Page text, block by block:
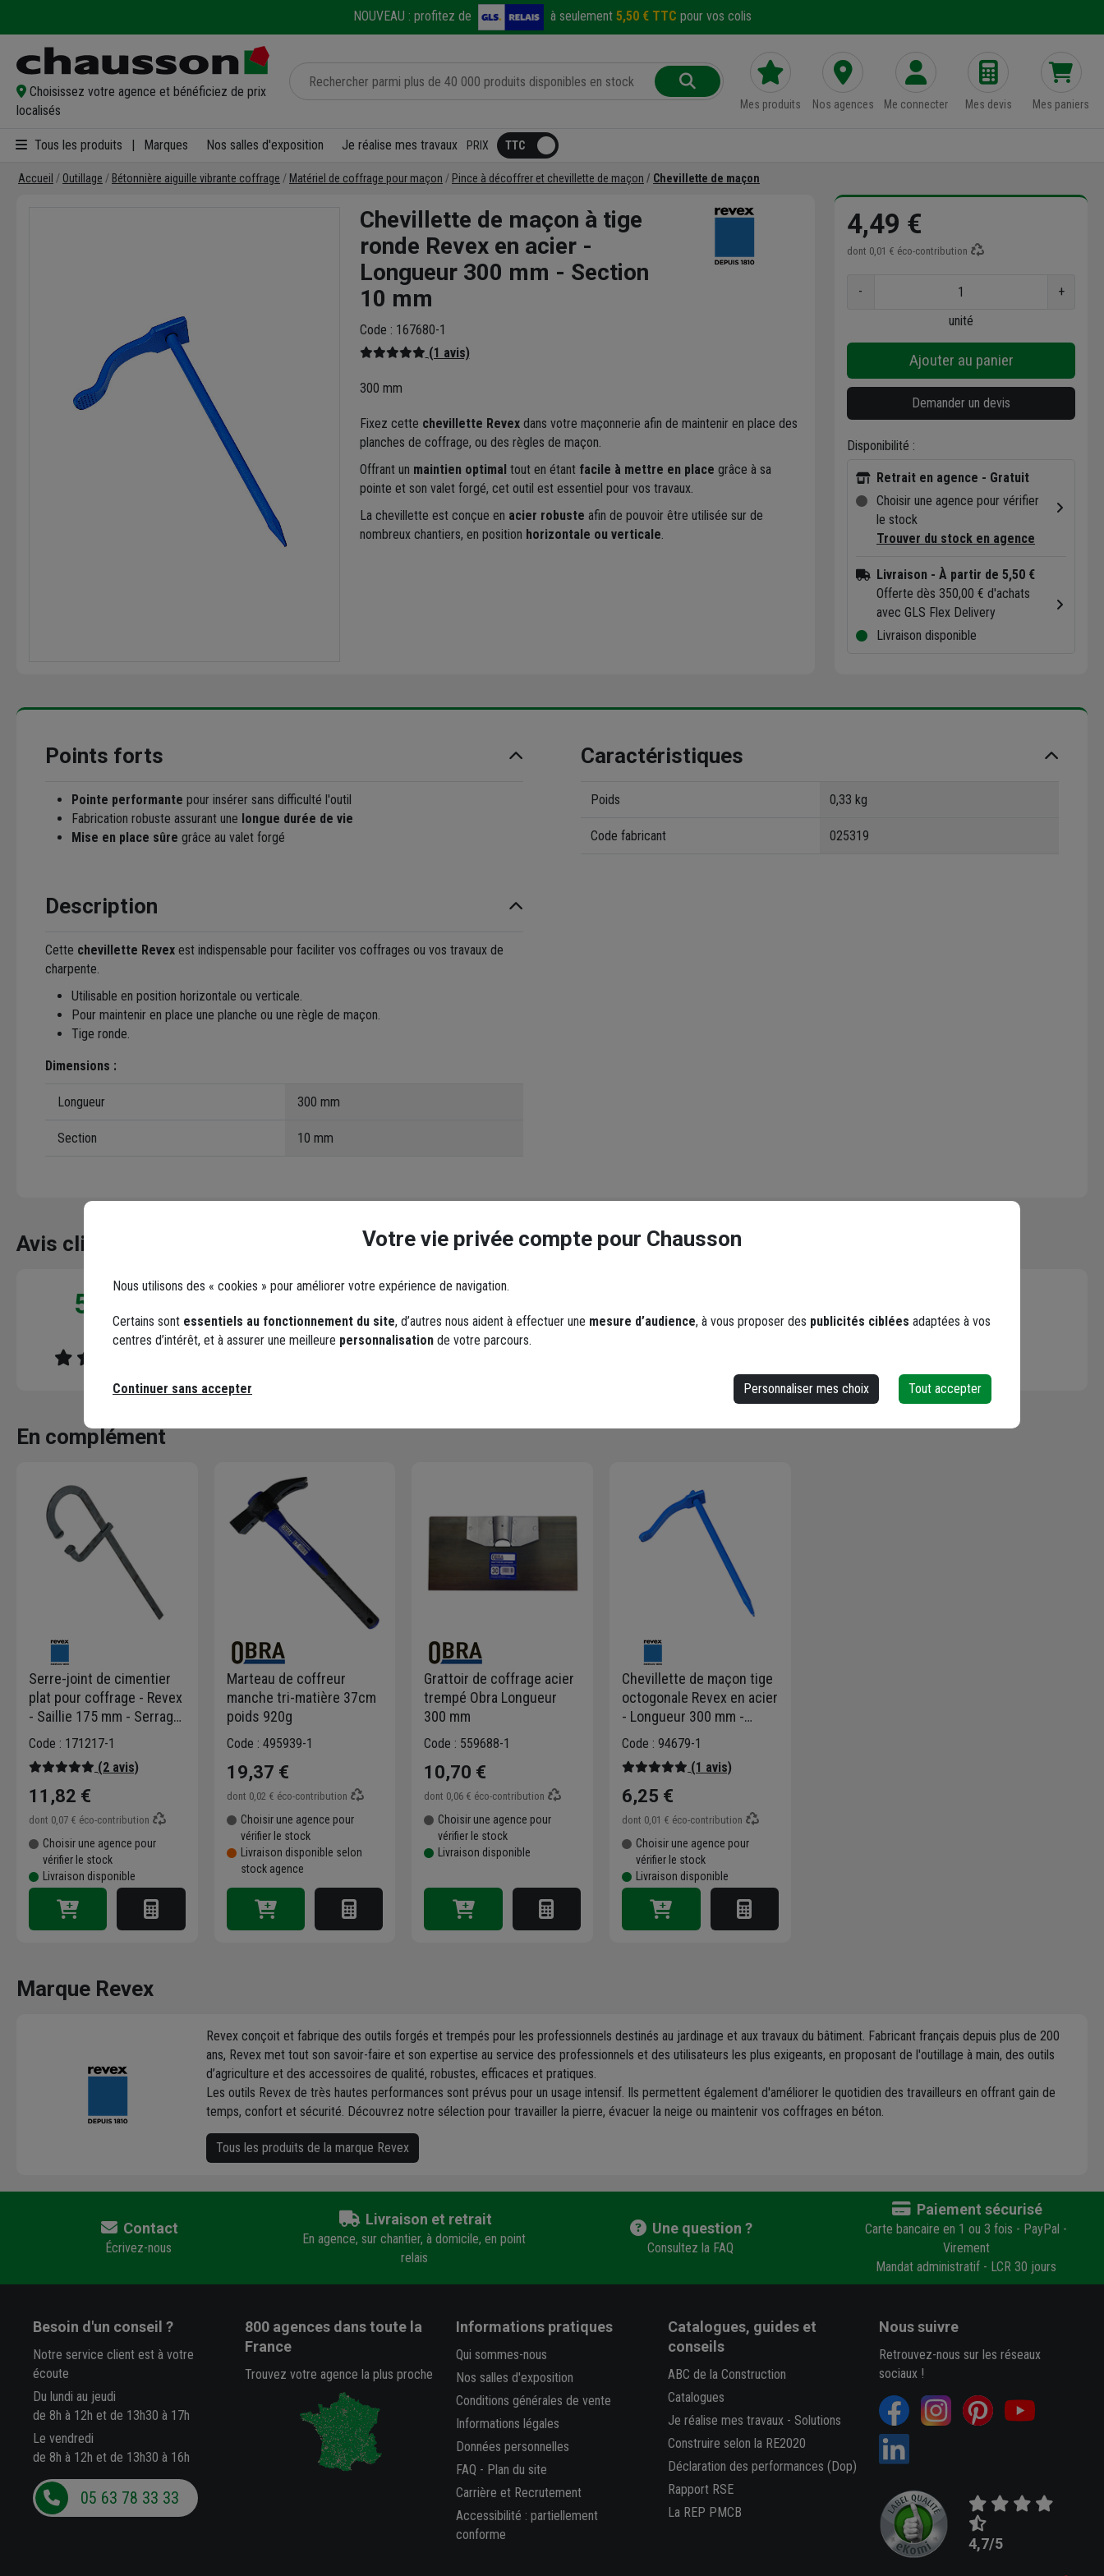
NOUVEAU : profitez de à seulement 5,50 € TTC pour vos colis
Choisissez votre agence et bénéficiez de prix
localisés
Mes produits Nos agences Me connecter Mes devis Mes paniers
Tous les produits Marques Nos salles d'exposition Je réalise mes travaux PRIX
Accueil Outillage Bétonnière aiguille vibrante coffrage Matériel de coffrage pour maçon Pince à décoffrer et chevillette de maçon Chevillette de maçon
Chevillette de maçon à tige
ronde Revex en acier -
Longueur 300 mm - Section
10 mm
Code : 167680-1
(1 avis)
300 mm
Fixez cette chevillette Revexdans votre maçonnerie afin de maintenir en place des
planches de coffrage, ou des règles de maçon.
Offrant un maintien optimal tout en étant facile à mettre en place grâce à sa
pointe et son valet forgé, cet outil est essentiel pour vos travaux.
La chevillette est conçue en acier robuste afin de pouvoir être utilisée sur de
nombreux chantiers, en position horizontale ou verticale.
4,49 €
dont 0,01 € éco-contribution
-
+
unité
Ajouter au panier
Demander un devis
Disponibilité :
Retrait en agence - Gratuit
Choisir une agence pour vérifier
le stock
Trouver du stock en agence
Livraison - À partir de 5,50 €
Offerte dès 350,00 € d'achats
avec GLS Flex Delivery
Livraison disponible
Points forts
Pointe performante pour insérer sans difficulté l'outil
Fabrication robuste assurant une longue durée de vie
Mise en place sûre grâce au valet forgé
Description
Cette chevillette Revex est indispensable pour faciliter vos coffrages ou vos travaux de
charpente.
Utilisable en position horizontale ou verticale.
Pour maintenir en place une planche ou une règle de maçon.
Tige ronde.
Dimensions :
Longueur 300 mm
Section 10 mm
Caractéristiques
Poids 0,33 kg
Code fabricant 025319
Avis clients Seuls les clients ayant commandé ce produit peuvent laisser un commentaire
5,0
1 avis
5 / 5
Ras
Le 19/06/2023
En complément
Serre-joint de cimentier
plat pour coffrage - Revex
- Saillie 175 mm - Serrage
600 mm
Code : 171217-1
(2 avis)
11,82 €
dont 0,07 € éco-contribution
Choisir une agence pour
vérifier le stock
Livraison disponible
Marteau de coffreur
manche tri-matière 37cm
poids 920g
Code : 495939-1
19,37 €
dont 0,02 € éco-contribution
Choisir une agence pour
vérifier le stock
Livraison disponible selon
stock agence
Grattoir de coffrage acier
trempé Obra Longueur
300 mm
Code : 559688-1
10,70 €
dont 0,06 € éco-contribution
Choisir une agence pour
vérifier le stock
Livraison disponible
Chevillette de maçon tige
octogonale Revex en acier
- Longueur 300 mm -
Section 12 mm
Code : 94679-1
(1 avis)
6,25 €
dont 0,01 € éco-contribution
Choisir une agence pour
vérifier le stock
Livraison disponible
Marque Revex
Revex conçoit et fabrique des outils forgés et trempés pour les professionnels destinés au jardinage et aux travaux du bâtiment. Fabricant français depuis plus de 200
ans, Revex met tout son savoir-faire et son expertise au service des professionnels et des utilisateurs les plus exigeants, en proposant de l'outillage à main, des outils
d’agriculture et des accessoires de qualité, robustes, efficaces et pratiques.
Les outils Revex de très hautes performances sont prévus pour un usage intensif. Ils permettent également d'améliorer le quotidien des travailleurs en offrant gain de
temps, confort et sécurité. Découvrez notre sélection pour travailler la pierre, évacuer la neige ou maintenir vos coffrages en béton.
Tous les produits de la marque Revex
Contact
Écrivez-nous
Livraison et retrait
En agence, sur chantier, à domicile, en point
relais
Une question ?
Consultez la FAQ
Paiement sécurisé
Carte bancaire en 1 ou 3 fois - PayPal -
Virement
Mandat administratif - LCR 30 jours
Besoin d'un conseil ?
Notre service client est à votre
écoute
Du lundi au jeudi
de 8h à 12h et de 13h30 à 17h
Le vendredi
de 8h à 12h et de 13h30 à 16h
05 63 78 33 33
800 agencesdans toute la
France
Trouvez votre agence la plus proche
Informations pratiques
Qui sommes-nous
Nos salles d'exposition
Conditions générales de vente
Informations légales
Données personnelles
FAQ - Plan du site
Carrière et Recrutement
Accessibilité : partiellement
conforme
Catalogues, guides et
conseils
ABC de la Construction
Catalogues
Je réalise mes travaux- Solutions
Construire selon la RE2020
Déclaration des performances (Dop)
Rapport RSE
La REP PMCB
Nous suivre
Retrouvez-nous sur les réseaux
sociaux !
4,7/5
Votre vie privée compte pour Chausson
Nous utilisons des « cookies » pour améliorer votre expérience de navigation.
Certains sont essentiels au fonctionnement du site, d’autres nous aident à effectuer une mesure d’audience, à vous proposer des publicités ciblées adaptées à vos
centres d’intérêt, et à assurer une meilleure personnalisation de votre parcours.
Personnaliser mes choix Tout accepter
Continuer sans accepter